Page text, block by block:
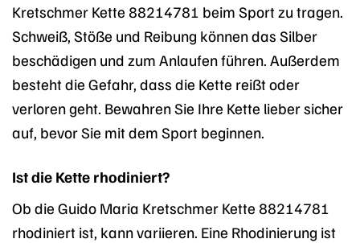
Kretschmer Kette 88214781 beim Sport zu tragen.
Schweiß, Stöße und Reibung können das Silber
beschädigen und zum Anlaufen führen. Außerdem
besteht die Gefahr, dass die Kette reißt oder
verloren geht. Bewahren Sie Ihre Kette lieber sicher
auf, bevor Sie mit dem Sport beginnen.
Ist die Kette rhodiniert?
Ob die Guido Maria Kretschmer Kette 88214781
rhodiniert ist, kann variieren. Eine Rhodinierung ist